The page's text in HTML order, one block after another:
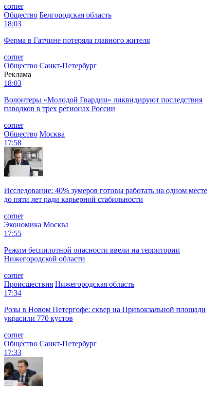
corner
Общество Белгородская область
18:03
Ферма в Гатчине потеряла главного жителя
corner
Общество Санкт-Петербург
Реклама
18:03
Волонтеры «Молодой Гвардии» ликвидируют последствия
паводков в трех регионах России
corner
Общество Москва
17:58
Исследование: 40% зумеров готовы работать на одном месте
до пяти лет ради карьерной стабильности
corner
Экономика Москва
17:55
Режим беспилотной опасности ввели на территории
Нижегородской области
corner
Происшествия Нижегородская область
17:34
Розы в Новом Петергофе: сквер на Привокзальной площади
украсили 770 кустов
corner
Общество Санкт-Петербург
17:33